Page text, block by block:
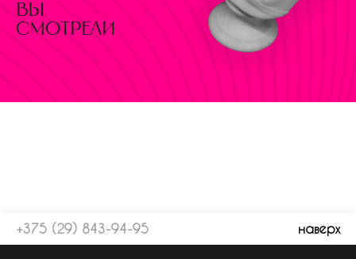
вы
смотрели
+375 (29) 843-94-95 наверх